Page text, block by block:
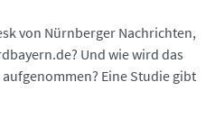
von Nürnberger Nachrichten,
Und wie wird das
Eine Studie gibt